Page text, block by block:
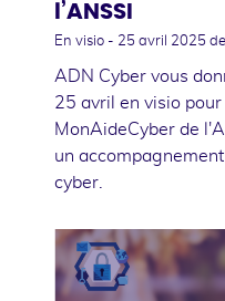
l’ANSSI
En visio - 25 avril 2025
ADN Cyber vous
25 avril en visio
MonAideCyber de
un
cyber.